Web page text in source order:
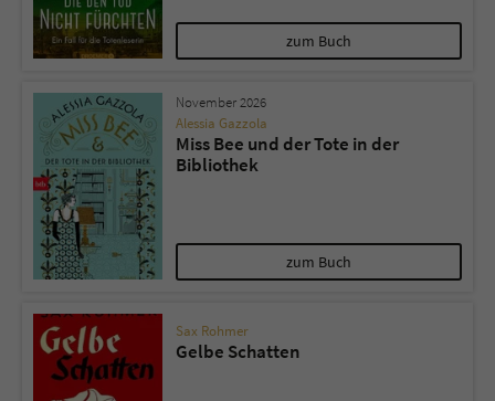
zum Buch
November 2026
Alessia Gazzola
Miss Bee und der Tote in der
Bibliothek
zum Buch
Sax Rohmer
Gelbe Schatten
Anbieter Literatur-Couch Medien GmbH & Co. KG
Laufzeit Session
Zweck
Dieses Cookie gewährleistet die
Kommunikation der Webseite mit dem
Benutzer. Es wird benötigt um z. B. den
Sicherheitscode des Kontaktformulars zu
überprüfen.